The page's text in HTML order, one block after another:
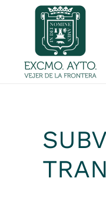
Skip to main